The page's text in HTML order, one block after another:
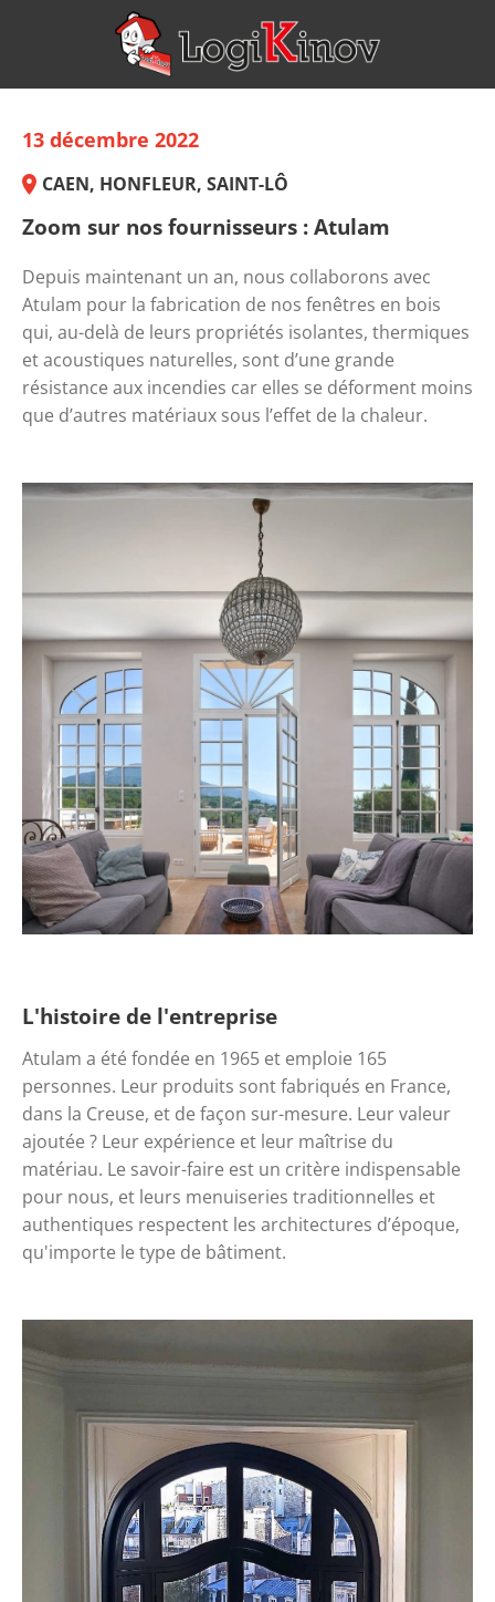
13 décembre 2022
CAEN, HONFLEUR, SAINT-LÔ
Zoom sur nos fournisseurs : Atulam
Depuis maintenant un an, nous collaborons avec
Atulam pour la fabrication de nos fenêtres en bois
qui, au-delà de leurs propriétés isolantes, thermiques
et acoustiques naturelles, sont d’une grande
résistance aux incendies car elles se déforment moins
que d’autres matériaux sous l’effet de la chaleur.
L'histoire de l'entreprise
Atulam a été fondée en 1965 et emploie 165
personnes. Leur produits sont fabriqués en France,
dans la Creuse, et de façon sur-mesure. Leur valeur
ajoutée ? Leur expérience et leur maîtrise du
matériau. Le savoir-faire est un critère indispensable
pour nous, et leurs menuiseries traditionnelles et
authentiques respectent les architectures d’époque,
qu'importe le type de bâtiment.